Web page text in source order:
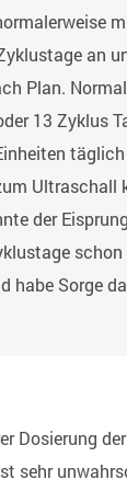
an
Plan.
13 Zyklus
Ultraschall
der
habe Sorge
Dosierung
sehr